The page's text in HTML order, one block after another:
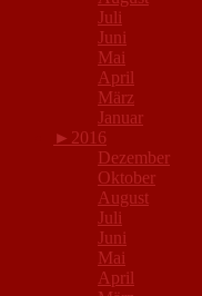
Juli
Juni
Mai
April
März
Januar
► 2016
Dezember
Oktober
August
Juli
Juni
Mai
April